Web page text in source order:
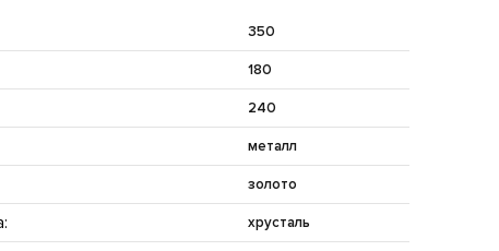
350
180
240
металл
золото
хрусталь